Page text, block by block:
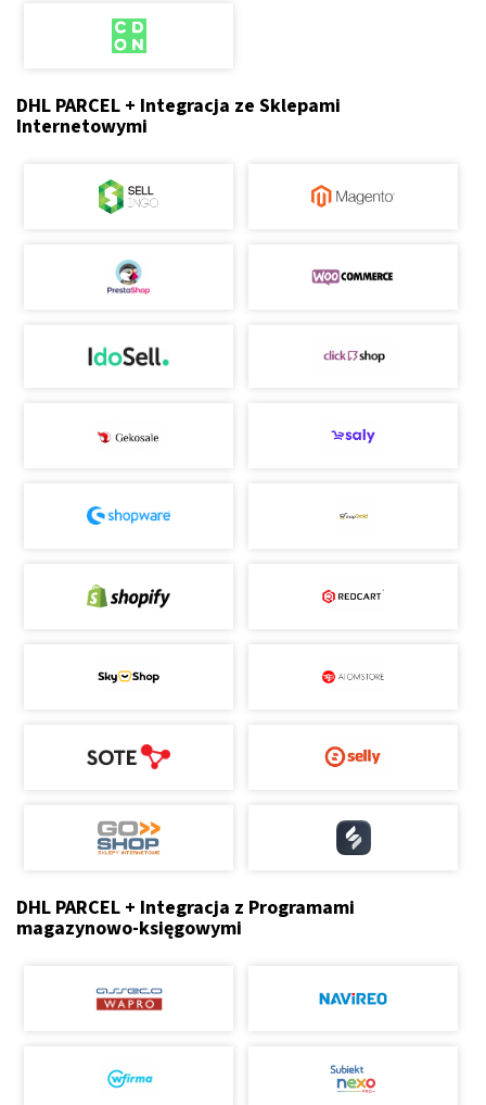
DHL PARCEL + Integracja ze Sklepami
Internetowymi
DHL PARCEL + Integracja z Programami
magazynowo-księgowymi